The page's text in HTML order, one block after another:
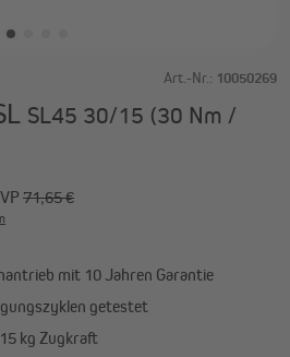
Art.-Nr.: 10050269
SL45 30/15 (30 Nm /
71,65 €
mit 10 Jahren Garantie
getestet
kg Zugkraft